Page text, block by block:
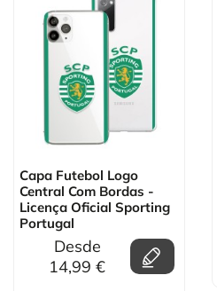
Capa Futebol Logo
Central Com Bordas -
Licença Oficial Sporting
Portugal
Desde
14,99 €